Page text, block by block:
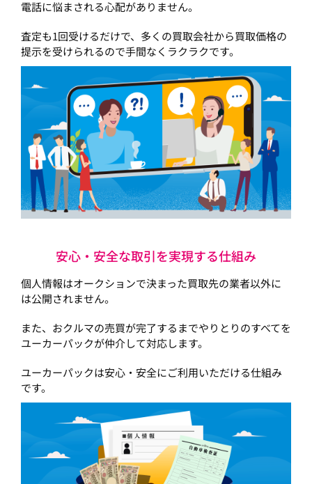
電話に悩まされる心配がありません。
査定も1回受けるだけで、多くの買取会社から買取価格の
提示を受けられるので手間なくラクラクです。
安心・安全な取引を実現する仕組み
個人情報はオークションで決まった買取先の業者以外に
は公開されません。
また、おクルマの売買が完了するまでやりとりのすべてを
ユーカーパックが仲介して対応します。
ユーカーパックは安心・安全にご利用いただける仕組み
です。